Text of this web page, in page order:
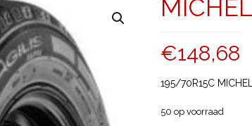
€148,68
195/70R15C
50 op voorraad